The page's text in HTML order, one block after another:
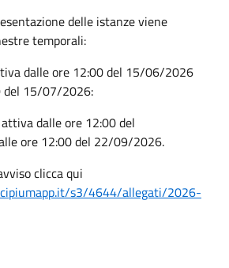
delle istanze viene
temporali:
dalle ore 12:00 del 15/06/2026
del 15/07/2026:
dalle ore 12:00 del
ore 12:00 del 22/09/2026.
clicca qui
s3/4644/allegati/2026-